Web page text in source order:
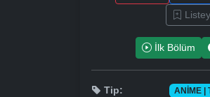
İlk Bölüm
Tip: ANIME |